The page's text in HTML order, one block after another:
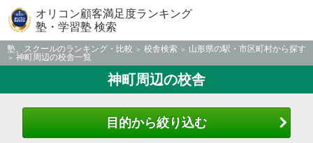
オリコン顧客満足度ランキング
塾・学習塾 検索
塾、スクールのランキング・比較 校舎検索
山形県の駅・市区町村から探す
神町周辺の校舎一覧
神町周辺の校舎
目的から絞り込む